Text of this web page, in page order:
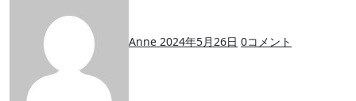
Anne 2024年5月26日 0コメント